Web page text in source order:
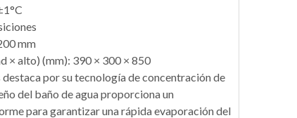
mm
× alto) (mm): 390 × 300 × 850
por su tecnología de concentración de
del baño de agua proporciona un
para garantizar una rápida evaporación del